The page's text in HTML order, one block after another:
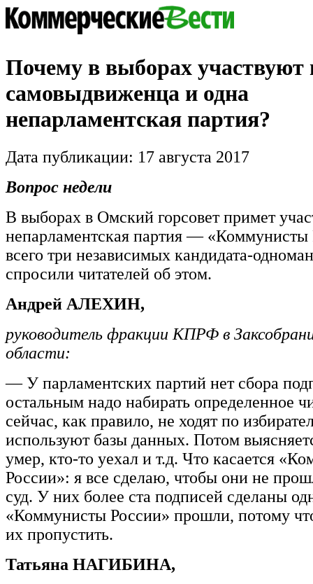
Почему в выборах участвуют
самовыдвиженца и одна
непарламентская партия?
Дата публикации: 17 августа 2017
Вопрос недели
В выборах в Омский горсовет примет
непарламентская партия —
всего три независимых кандидата-
спросили читателей об этом.
Андрей АЛЕХИН,
руководитель фракции КПРФ в
области:
— У парламентских партий нет сбора
остальным надо набирать определенное
сейчас, как правило, не ходят по
используют базы данных. Потом
умер, кто-то уехал и т.д. Что касается
России»: я все сделаю, чтобы они не
суд. У них более ста подписей сделаны
«Коммунисты России» прошли, потому
их пропустить.
Татьяна НАГИБИНА,